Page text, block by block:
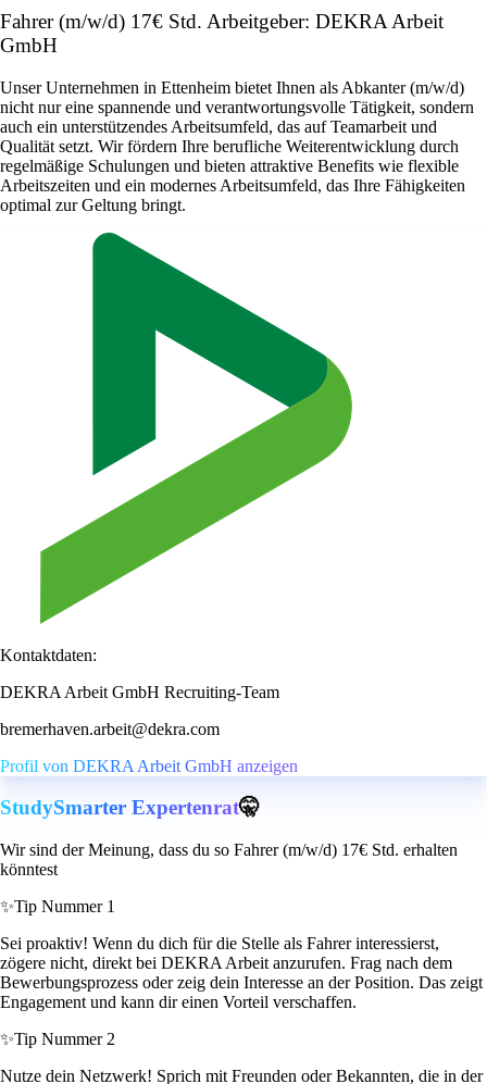
Fahrer (m/w/d) 17€ Std. Arbeitgeber: DEKRA Arbeit
GmbH
Unser Unternehmen in Ettenheim bietet Ihnen als Abkanter (m/w/d)
nicht nur eine spannende und verantwortungsvolle Tätigkeit, sondern
auch ein unterstützendes Arbeitsumfeld, das auf Teamarbeit und
Qualität setzt. Wir fördern Ihre berufliche Weiterentwicklung durch
regelmäßige Schulungen und bieten attraktive Benefits wie flexible
Arbeitszeiten und ein modernes Arbeitsumfeld, das Ihre Fähigkeiten
optimal zur Geltung bringt.
Kontaktdaten:
DEKRA Arbeit GmbH Recruiting-Team
bremerhaven.arbeit@dekra.com
Profil von DEKRA Arbeit GmbH anzeigen
StudySmarter Expertenrat🤫
Wir sind der Meinung, dass du so Fahrer (m/w/d) 17€ Std. erhalten
könntest
✨Tip Nummer 1
Sei proaktiv! Wenn du dich für die Stelle als Fahrer interessierst,
zögere nicht, direkt bei DEKRA Arbeit anzurufen. Frag nach dem
Bewerbungsprozess oder zeig dein Interesse an der Position. Das zeigt
Engagement und kann dir einen Vorteil verschaffen.
✨Tip Nummer 2
Nutze dein Netzwerk! Sprich mit Freunden oder Bekannten, die in der